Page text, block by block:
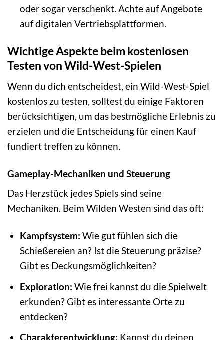
oder sogar verschenkt. Achte auf Angebote
auf digitalen Vertriebsplattformen.
Wichtige Aspekte beim kostenlosen
Testen von Wild-West-Spielen
Wenn du dich entscheidest, ein Wild-West-Spiel
kostenlos zu testen, solltest du einige Faktoren
berücksichtigen, um das bestmögliche Erlebnis zu
erzielen und die Entscheidung für einen Kauf
fundiert treffen zu können.
Gameplay-Mechaniken und Steuerung
Das Herzstück jedes Spiels sind seine
Mechaniken. Beim Wilden Westen sind das oft:
Kampfsystem: Wie gut fühlen sich die
Schießereien an? Ist die Steuerung präzise?
Gibt es Deckungsmöglichkeiten?
Exploration: Wie frei kannst du die Spielwelt
erkunden? Gibt es interessante Orte zu
entdecken?
Charakterentwicklung: Kannst du deinen